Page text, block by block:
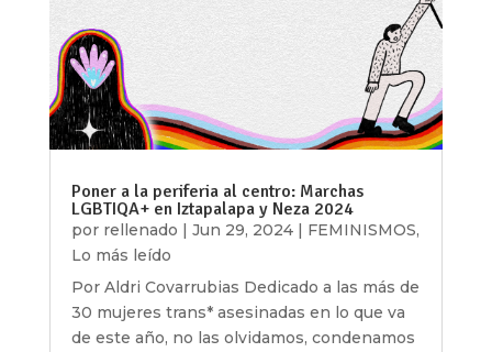
Poner a la periferia al centro: Marchas
LGBTIQA+ en Iztapalapa y Neza 2024
por rellenado | Jun 29, 2024| FEMINISMOS,
Lo más leído
Por Aldri Covarrubias Dedicado a las más de
30 mujeres trans* asesinadas en lo que va
de este año, no las olvidamos, condenamos